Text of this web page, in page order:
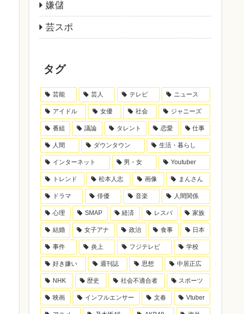
嫌儲
芸スポ
タグ
芸能 芸人 テレビ ニュース
アイドル 女優 社会 ジャニーズ
番組 議論 タレント 恋愛 仕事
人間 ダウンタウン 生活・暮らし
インターネット 男・女 Youtuber
トレンド 松本人志 画像 まんさん
ドラマ 俳優 音楽 人間関係
心理 SMAP 経済 レスバ 家族
結婚 女子アナ 政治 食事 日本
事件 炎上 フジテレビ 学校
好き嫌い 週刊誌 思想 中居正広
NHK 歴史 社会不適合者 スポーツ
映画 インフルエンサー 文春 Vtuber